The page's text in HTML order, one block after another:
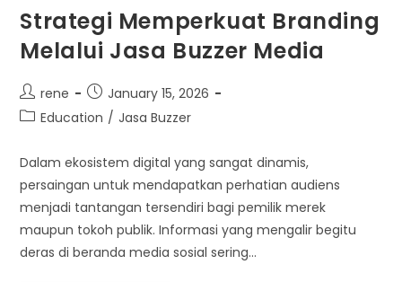
Strategi Memperkuat Branding
Melalui Jasa Buzzer Media
Post
author:
rene
Post
published:
January 15, 2026
PostEducation / Jasa Buzzer
Dalam ekosistem digital yang sangat dinamis,
persaingan untuk mendapatkan perhatian audiens
menjadi tantangan tersendiri bagi pemilik merek
maupun tokoh publik. Informasi yang mengalir begitu
deras di beranda media sosial sering…